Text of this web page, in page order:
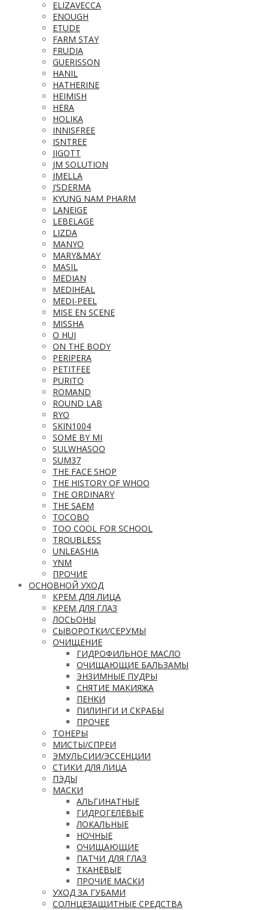
ELIZAVECCA
ENOUGH
ETUDE
FARM STAY
FRUDIA
GUERISSON
HANIL
HATHERINE
HEIMISH
HERA
HOLIKA
INNISFREE
ISNTREE
JIGOTT
JM SOLUTION
JMELLA
J’SDERMA
KYUNG NAM PHARM
LANEIGE
LEBELAGE
LIZDA
MANYO
MARY&MAY
MASIL
MEDIAN
MEDIHEAL
MEDI-PEEL
MISE EN SCENE
MISSHA
O HUI
ON THE BODY
PERIPERA
PETITFEE
PURITO
ROMAND
ROUND LAB
RYO
SKIN1004
SOME BY MI
SULWHASOO
SUM37
THE FACE SHOP
THE HISTORY OF WHOO
THE ORDINARY
THE SAEM
TOCOBO
TOO COOL FOR SCHOOL
TROUBLESS
UNLEASHIA
YNM
ПРОЧИЕ
ОСНОВНОЙ УХОД
КРЕМ ДЛЯ ЛИЦА
КРЕМ ДЛЯ ГЛАЗ
ЛОСЬОНЫ
СЫВОРОТКИ/СЕРУМЫ
ОЧИЩЕНИЕ
ГИДРОФИЛЬНОЕ МАСЛО
ОЧИЩАЮЩИЕ БАЛЬЗАМЫ
ЭНЗИМНЫЕ ПУДРЫ
СНЯТИЕ МАКИЯЖА
ПЕНКИ
ПИЛИНГИ И СКРАБЫ
ПРОЧЕЕ
ТОНЕРЫ
МИСТЫ/СПРЕИ
ЭМУЛЬСИИ/ЭССЕНЦИИ
СТИКИ ДЛЯ ЛИЦА
ПЭДЫ
МАСКИ
АЛЬГИНАТНЫЕ
ГИДРОГЕЛЕВЫЕ
ЛОКАЛЬНЫЕ
НОЧНЫЕ
ОЧИЩАЮЩИЕ
ПАТЧИ ДЛЯ ГЛАЗ
ТКАНЕВЫЕ
ПРОЧИЕ МАСКИ
УХОД ЗА ГУБАМИ
СОЛНЦЕЗАЩИТНЫЕ СРЕДСТВА